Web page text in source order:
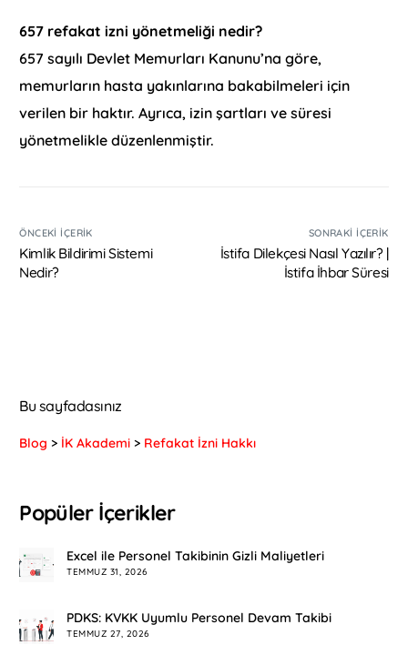
657 refakat izni yönetmeliği nedir?
657 sayılı Devlet Memurları Kanunu’na göre,
memurların hasta yakınlarına bakabilmeleri için
verilen bir haktır. Ayrıca, izin şartları ve süresi
yönetmelikle düzenlenmiştir.
ÖNCEKI İÇERIK
Kimlik Bildirimi Sistemi
Nedir?
SONRAKI İÇERIK
İstifa Dilekçesi Nasıl Yazılır? |
İstifa İhbar Süresi
Bu sayfadasınız
Blog > İK Akademi > Refakat İzni Hakkı
Popüler İçerikler
Excel ile Personel Takibinin Gizli Maliyetleri
TEMMUZ 31, 2026
PDKS: KVKK Uyumlu Personel Devam Takibi
TEMMUZ 27, 2026